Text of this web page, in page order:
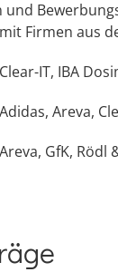
Firmen aus
Clear-IT, IBA
Adidas, Areva,
Areva, GfK, Rödl